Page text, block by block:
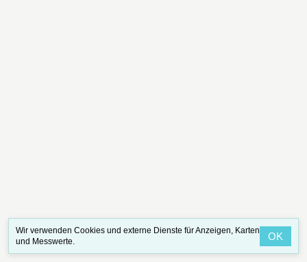
Wir verwenden Cookies und externe Dienste für Anzeigen, Karten
und Messwerte.
OK